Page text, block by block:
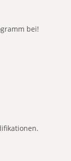
bei!